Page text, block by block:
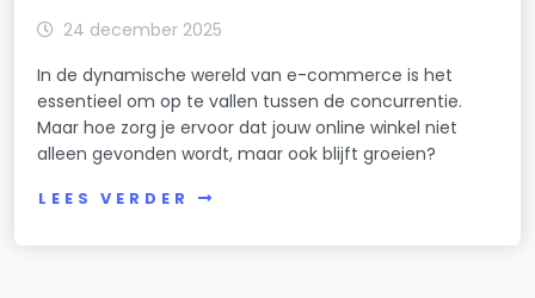
24 december 2025
In de dynamische wereld van e-commerce is het
essentieel om op te vallen tussen de concurrentie.
Maar hoe zorg je ervoor dat jouw online winkel niet
alleen gevonden wordt, maar ook blijft groeien?
LEES VERDER